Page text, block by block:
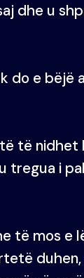
dhe u
do e bëjë
të
tregua i
të mos e